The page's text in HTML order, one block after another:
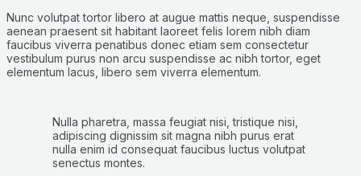
Nunc volutpat tortor libero at augue mattis neque, suspendisse
aenean praesent sit habitant laoreet felis lorem nibh diam
faucibus viverra penatibus donec etiam sem consectetur
vestibulum purus non arcu suspendisse ac nibh tortor, eget
elementum lacus, libero sem viverra elementum.
Nulla pharetra, massa feugiat nisi, tristique nisi,
adipiscing dignissim sit magna nibh purus erat
nulla enim id consequat faucibus luctus volutpat
senectus montes.